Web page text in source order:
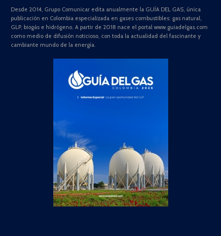
Desde 2014, Grupo Comunicar edita anualmente la GUÍA DEL GAS, única
publicación en Colombia especializada en gases combustibles: gas natural,
GLP, biogás e hidrógeno. A partir de 2018 nace el portal www.guiadelgas.com
como medio de difusión noticioso, con toda la actualidad del fascinante y
cambiante mundo de la energía.